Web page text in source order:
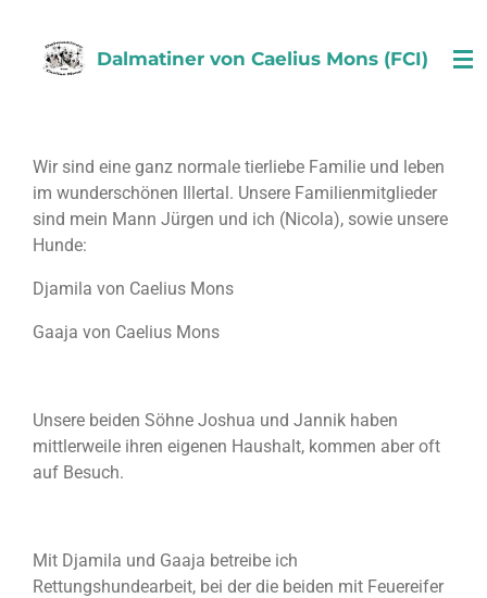
Hauptinhalt
springen
Dalmatiner von Caelius Mons (FCI)
Wir sind eine ganz normale tierliebe Familie und leben
im wunderschönen Illertal. Unsere Familienmitglieder
sind mein Mann Jürgen und ich (Nicola), sowie unsere
Hunde:
Djamila von Caelius Mons
Gaaja von Caelius Mons
Unsere beiden Söhne Joshua und Jannik haben
mittlerweile ihren eigenen Haushalt, kommen aber oft
auf Besuch.
Mit Djamila und Gaaja betreibe ich
Rettungshundearbeit, bei der die beiden mit Feuereifer